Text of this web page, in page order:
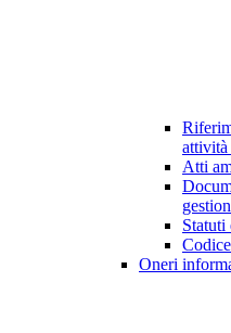
attività
Atti
Statuti
Oneri